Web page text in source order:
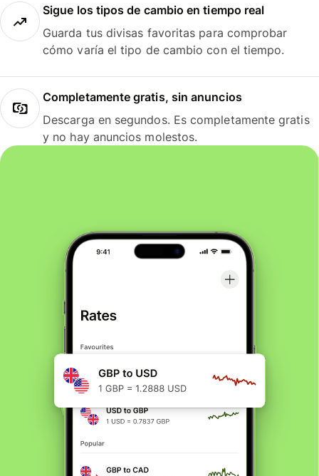
Sigue los tipos de cambio en tiempo real
Guarda tus divisas favoritas para comprobar
cómo varía el tipo de cambio con el tiempo.
Completamente gratis, sin anuncios
Descarga en segundos. Es completamente gratis
y no hay anuncios molestos.